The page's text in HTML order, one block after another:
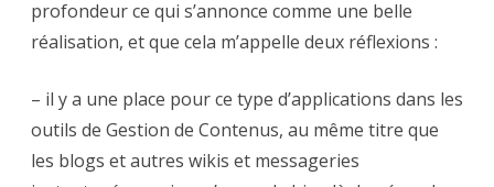
profondeur ce qui s’annonce comme une belle
réalisation, et que cela m’appelle deux réflexions :
– il y a une place pour ce type d’applications dans les
outils de Gestion de Contenus, au même titre que
les blogs et autres wikis et messageries